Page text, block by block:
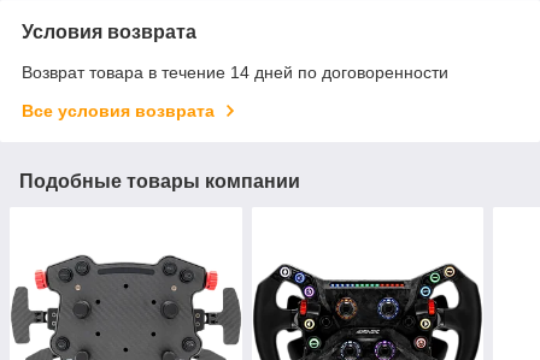
Условия возврата
Возврат товара в течение 14 дней по договоренности
Все условия возврата
Подобные товары компании